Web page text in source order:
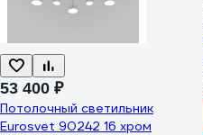
53 400 ₽
Потолочный светильник
Eurosvet 90242 16 хром